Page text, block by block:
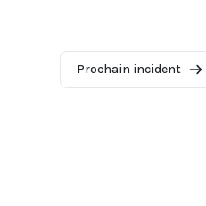
Prochain incident